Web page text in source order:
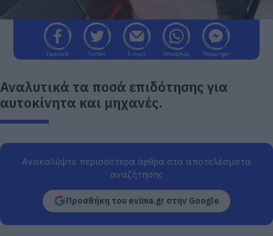
Facebook Twitter E-mail WhatsApp Messenger
Αναλυτικά τα ποσά επιδότησης για
αυτοκίνητα και μηχανές.
Ανακαλύψτε περισσότερα άρθρα στα αποτελέσματα
αναζήτησης
Προσθήκη του evima.gr στην Google